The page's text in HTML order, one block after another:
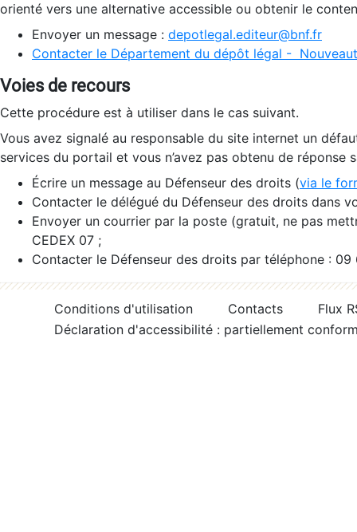
orienté vers une alternative accessible ou obtenir le
Envoyer un message : depotlegal.editeur@bnf.fr
Contacter le Département du dépôt légal -
Voies de recours
Cette procédure est à utiliser dans le cas suivant.
Vous avez signalé au responsable du site internet un
services du portail et vous n’avez pas obtenu de réponse
Écrire un message au Défenseur des droits (via le
Contacter le délégué du Défenseur des droits dans
Envoyer un courrier par la poste (gratuit, ne pas
CEDEX 07 ;
Contacter le Défenseur des droits par téléphone :
Conditions d'utilisation Contacts
Flux
Déclaration d'accessibilité : partiellement